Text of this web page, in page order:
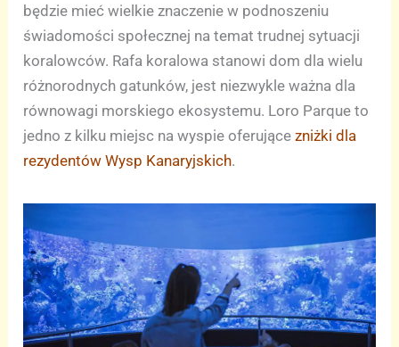
będzie mieć wielkie znaczenie w podnoszeniu
świadomości społecznej na temat trudnej sytuacji
koralowców. Rafa koralowa stanowi dom dla wielu
różnorodnych gatunków, jest niezwykle ważna dla
równowagi morskiego ekosystemu. Loro Parque to
jedno z kilku miejsc na wyspie oferującezniżki dla
rezydentów Wysp Kanaryjskich.